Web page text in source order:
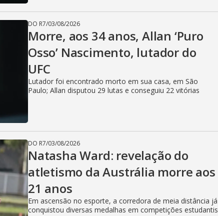
DO R7/03/08/2026
Morre, aos 34 anos, Allan ‘Puro
Osso’ Nascimento, lutador do
UFC
Lutador foi encontrado morto em sua casa, em São
Paulo; Allan disputou 29 lutas e conseguiu 22 vitórias
DO R7/03/08/2026
Natasha Ward: revelação do
atletismo da Austrália morre aos
21 anos
Em ascensão no esporte, a corredora de meia distância já
conquistou diversas medalhas em competições estudantis